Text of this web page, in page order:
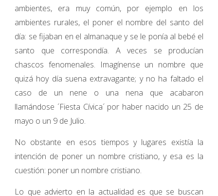
ambientes, era muy común, por ejemplo en los
ambientes rurales, el poner el nombre del santo del
día: se fijaban en el almanaque y se le ponía al bebé el
santo que correspondía. A veces se producían
chascos fenomenales. Imagínense un nombre que
quizá hoy día suena extravagante; y no ha faltado el
caso de un nene o una nena que acabaron
llamándose ´Fiesta Cívica´ por haber nacido un 25 de
mayo o un 9 de Julio.
No obstante en esos tiempos y lugares existía la
intención de poner un nombre cristiano, y esa es la
cuestión: poner un nombre cristiano.
Lo que advierto en la actualidad es que se buscan